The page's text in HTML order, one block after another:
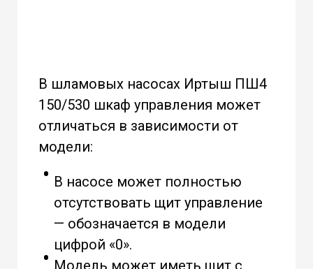
В шламовых насосах Иртыш ПШ4
150/530 шкаф управления может
отличаться в зависимости от
модели:
В насосе может полностью
отсутствовать щит управление
— обозначается в модели
цифрой «0».